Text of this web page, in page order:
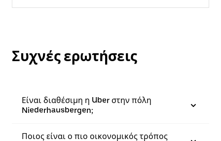
Συχνές ερωτήσεις
Είναι διαθέσιμη η Uber στην πόλη
Niederhausbergen;
Ποιος είναι ο πιο οικονομικός τρόπος